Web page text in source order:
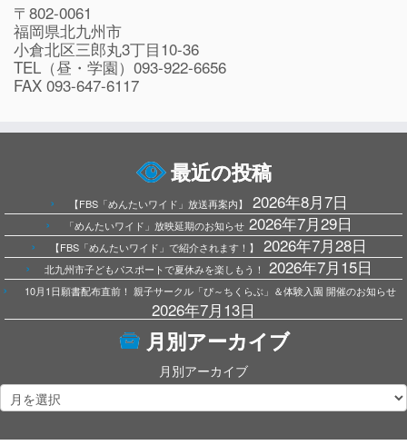
〒802-0061
福岡県北九州市
小倉北区三郎丸3丁目10-36
TEL（昼・学園）093-922-6656
FAX 093-647-6117
最近の投稿
【FBS「めんたいワイド」放送再案内】 2026年8月7日
「めんたいワイド」放映延期のお知らせ 2026年7月29日
【FBS「めんたいワイド」で紹介されます！】 2026年7月28日
北九州市子どもパスポートで夏休みを楽しもう！ 2026年7月15日
10月1日願書配布直前！ 親子サークル「ぴ～ちくらぶ」＆体験入園 開催のお知らせ
2026年7月13日
月別アーカイブ
月別アーカイブ